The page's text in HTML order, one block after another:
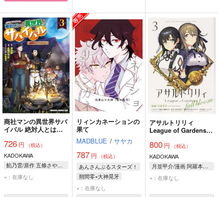
商社マンの異世界サバ
イバル 絶対人とはつ
726 円 （税込）
KADOKAWA
餡乃雲/原作 五條さやか/作画 布施龍太/キャラクター原案
×：在庫なし
リィンカネーションの
果て
MADBLUE / サヤカ
787 円 （税込）
あんさんぶるスターズ！
朔間零×大神晃牙
朔間零
大神晃牙
×：在庫なし
アサルトリリィ
League of Gardens－
800円 （税込）
KADOKAWA
月並甲介/漫画 阿羅本景/コミカライズ構成 尾花沢軒栄/原作 桜木さやか/脚本原案 シャフト/設定協力
×：在庫なし